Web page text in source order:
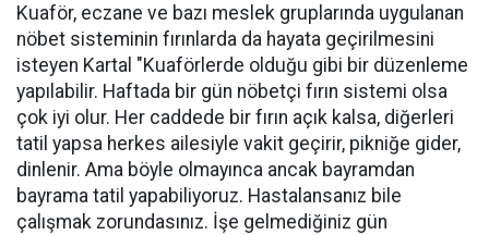
Kuaför, eczane ve bazı meslek gruplarında uygulanan
nöbet sisteminin fırınlarda da hayata geçirilmesini
isteyen Kartal "Kuaförlerde olduğu gibi bir düzenleme
yapılabilir. Haftada bir gün nöbetçi fırın sistemi olsa
çok iyi olur. Her caddede bir fırın açık kalsa, diğerleri
tatil yapsa herkes ailesiyle vakit geçirir, pikniğe gider,
dinlenir. Ama böyle olmayınca ancak bayramdan
bayrama tatil yapabiliyoruz. Hastalansanız bile
çalışmak zorundasınız. İşe gelmediğiniz gün